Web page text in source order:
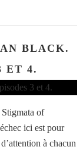
BLACK.
ET 4.
of
ici est pour
à chacun